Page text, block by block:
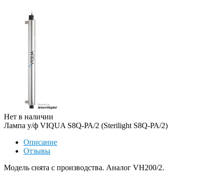
Нет в наличии
Лампа у/ф VIQUA S8Q-РА/2 (Sterilight S8Q-РА/2)
Описание
Отзывы
Модель снята с производства. Аналог VH200/2.